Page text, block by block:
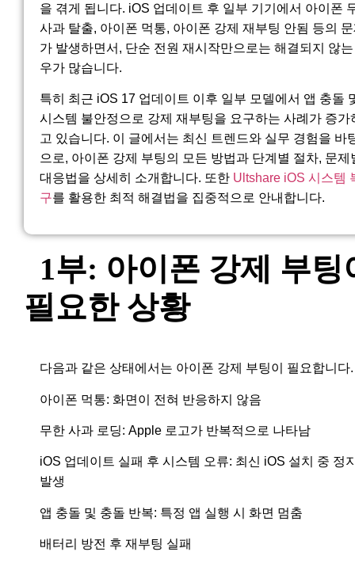
을 겪게 됩니다. iOS 업데이트 후 일부 기기에서 아이폰
사과 탈출, 아이폰 먹통, 아이폰 강제 재부팅 안됨 등의
가 발생하면서, 단순 전원 재시작만으로는 해결되지 않
우가 많습니다.
특히 최근 iOS 17 업데이트 이후 일부 모델에서 앱 충돌
시스템 불안정으로 강제 재부팅을 요구하는 사례가 증가
고 있습니다. 이 글에서는 최신 트렌드와 실무 경험을 바
으로, 아이폰 강제 부팅의 모든 방법과 단계별 절차, 문제
대응법을 상세히 소개합니다. 또한 Ultshare iOS 시스템
구를 활용한 최적 해결법을 집중적으로 안내합니다.
1부: 아이폰 강제 부팅
필요한 상황
다음과 같은 상태에서는 아이폰 강제 부팅이 필요합니다.
아이폰 먹통: 화면이 전혀 반응하지 않음
무한 사과 로딩: Apple 로고가 반복적으로 나타남
iOS 업데이트 실패 후 시스템 오류: 최신 iOS 설치 중 정
발생
앱 충돌 및 충돌 반복: 특정 앱 실행 시 화면 멈춤
배터리 방전 후 재부팅 실패